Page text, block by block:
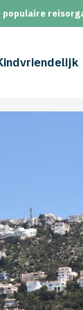
populaire